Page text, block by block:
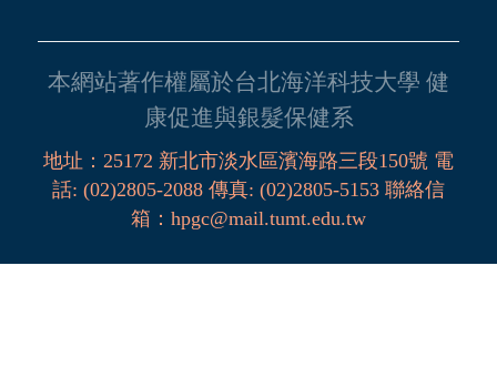
本網站著作權屬於台北海洋科技大學 健
康促進與銀髮保健系
地址： 25172 新北市淡水區濱海路三段150號 電
話: (02)2805-2088 傳真: (02)2805-5153 聯絡信
箱 ： hpgc@mail.tumt.edu.tw